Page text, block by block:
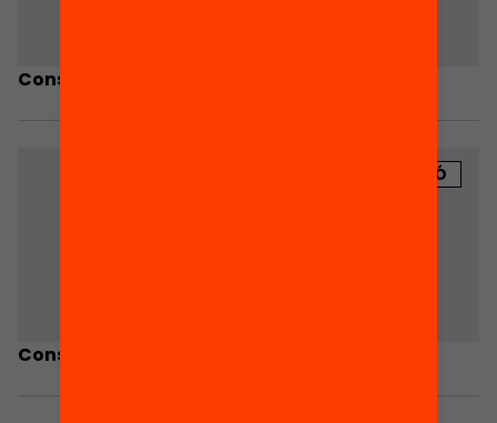
Consells Ciutadans Rubí
PUBLICACIÓ
Consells ciutadans de Corbera